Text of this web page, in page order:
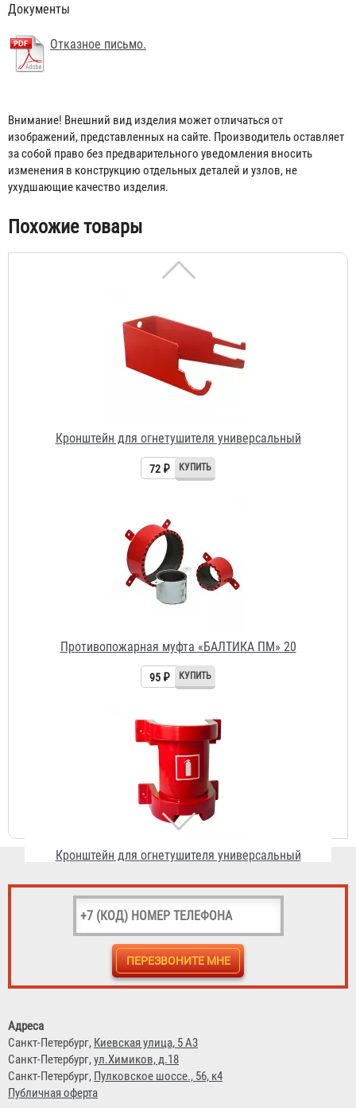
Документы
Отказное письмо.
Внимание! Внешний вид изделия может отличаться от
изображений, представленных на сайте. Производитель оставляет
за собой право без предварительного уведомления вносить
изменения в конструкцию отдельных деталей и узлов, не
ухудшающие качество изделия.
Похожие товары
73 ₽
Кронштейн для огнетушителя универсальный
72 ₽
Противопожарная муфта «БАЛТИКА ПМ» 20
95 ₽
Кронштейн для огнетушителя универсальный
пластиковый
804 ₽
Адреса
Санкт-Петербург, Киевская улица, 5 А3
Санкт-Петербург,ул.Химиков, д.18
Санкт-Петербург, Пулковское шоссе., 56, к4
Публичная оферта